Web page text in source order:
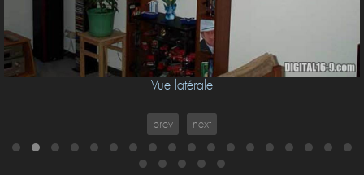
Vue latérale
prev next